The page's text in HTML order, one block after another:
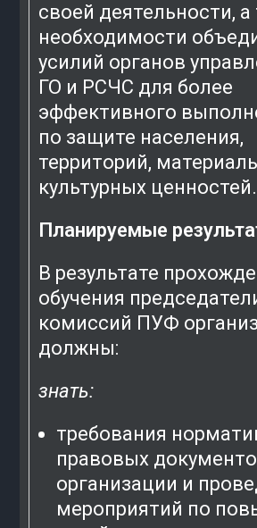
своей деятельности, а
необходимости
усилий органов
ГО и РСЧС для более
эффективного
по защите населения,
территорий,
культурных ценностей.
Планируемые
В результате
обучения
комиссий ПУФ
должны:
знать:
требования
правовых
организации и
мероприятий по